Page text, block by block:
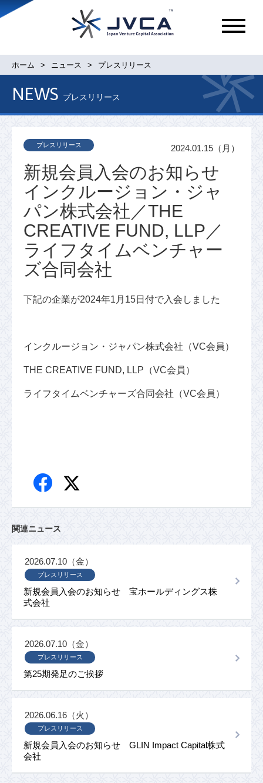
メ
ュ
ホーム ニュース プレスリリース
NEWS プレスリリース
新規会員入会のお知らせ
インクルージョン・ジャ
パン株式会社／THE
CREATIVE FUND, LLP／
ライフタイムベンチャー
ズ合同会社
プレスリリース 2024.01.15（月）
下記の企業が2024年1月15日付で入会しました
インクルージョン・ジャパン株式会社（VC会員）
THE CREATIVE FUND, LLP（VC会員）
ライフタイムベンチャーズ合同会社（VC会員）
関連ニュース
新規会員入会のお知らせ 宝ホールディングス株
式会社
プレスリリース
2026.07.10（金）
第25期発足のご挨拶
プレスリリース
2026.07.10（金）
新規会員入会のお知らせ GLIN Impact Capital株式
会社
プレスリリース
2026.06.16（火）